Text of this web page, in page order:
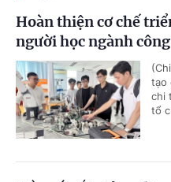
Hoàn thiện cơ chế
người học ngành
tạo
chi
tổ